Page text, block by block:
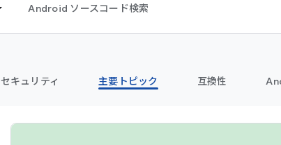
Android ソースコード検索
セキュリティ 主要トピック 互換性